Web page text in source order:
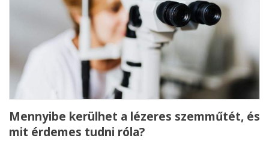
Mennyibe kerülhet a lézeres szemműtét, és
mit érdemes tudni róla?